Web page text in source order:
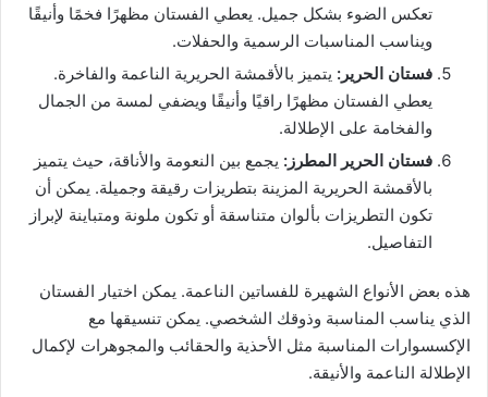
تعكس الضوء بشكل جميل. يعطي الفستان مظهرًا فخمًا وأنيقًا
ويناسب المناسبات الرسمية والحفلات.
فستان الحرير : يتميز بالأقمشة الحريرية الناعمة والفاخرة.
يعطي الفستان مظهرًا راقيًا وأنيقًا ويضفي لمسة من الجمال
والفخامة على الإطلالة.
فستان الحرير المطرز : يجمع بين النعومة والأناقة، حيث يتميز
بالأقمشة الحريرية المزينة بتطريزات رقيقة وجميلة. يمكن أن
تكون التطريزات بألوان متناسقة أو تكون ملونة ومتباينة لإبراز
التفاصيل.
هذه بعض الأنواع الشهيرة للفساتين الناعمة. يمكن اختيار الفستان
الذي يناسب المناسبة وذوقك الشخصي. يمكن تنسيقها مع
الإكسسوارات المناسبة مثل الأحذية والحقائب والمجوهرات لإكمال
الإطلالة الناعمة والأنيقة.